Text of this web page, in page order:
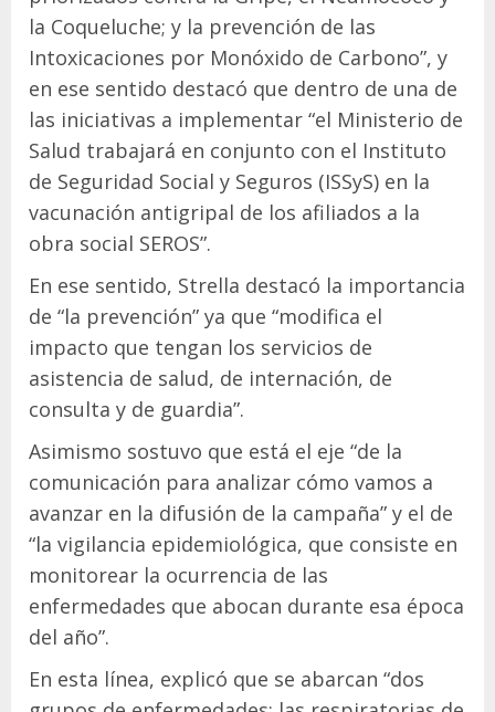
la Coqueluche; y la prevención de las
Intoxicaciones por Monóxido de Carbono”, y
en ese sentido destacó que dentro de una de
las iniciativas a implementar “el Ministerio de
Salud trabajará en conjunto con el Instituto
de Seguridad Social y Seguros (ISSyS) en la
vacunación antigripal de los afiliados a la
obra social SEROS”.
En ese sentido, Strella destacó la importancia
de “la prevención” ya que “modifica el
impacto que tengan los servicios de
asistencia de salud, de internación, de
consulta y de guardia”.
Asimismo sostuvo que está el eje “de la
comunicación para analizar cómo vamos a
avanzar en la difusión de la campaña” y el de
“la vigilancia epidemiológica, que consiste en
monitorear la ocurrencia de las
enfermedades que abocan durante esa época
del año”.
En esta línea, explicó que se abarcan “dos